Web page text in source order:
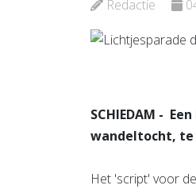
Redactie
SCHIEDAM -
wandeltocht, te
Het 'script' voor
Bekijk de pagina